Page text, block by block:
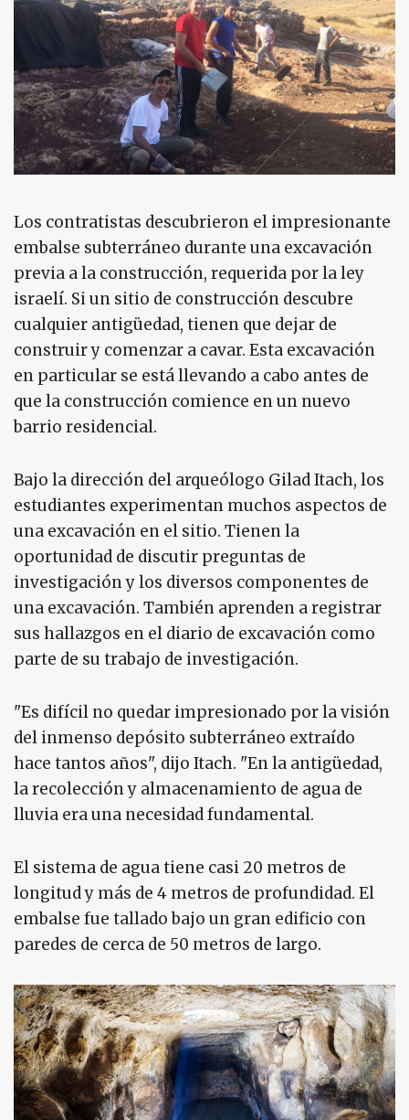
Los contratistas descubrieron el impresionante
embalse subterráneo durante una excavación
previa a la construcción, requerida por la ley
israelí. Si un sitio de construcción descubre
cualquier antigüedad, tienen que dejar de
construir y comenzar a cavar. Esta excavación
en particular se está llevando a cabo antes de
que la construcción comience en un nuevo
barrio residencial.
Bajo la dirección del arqueólogo Gilad Itach, los
estudiantes experimentan muchos aspectos de
una excavación en el sitio. Tienen la
oportunidad de discutir preguntas de
investigación y los diversos componentes de
una excavación. También aprenden a registrar
sus hallazgos en el diario de excavación como
parte de su trabajo de investigación.
"Es difícil no quedar impresionado por la visión
del inmenso depósito subterráneo extraído
hace tantos años", dijo Itach. "En la antigüedad,
la recolección y almacenamiento de agua de
lluvia era una necesidad fundamental.
El sistema de agua tiene casi 20 metros de
longitud y más de 4 metros de profundidad. El
embalse fue tallado bajo un gran edificio con
paredes de cerca de 50 metros de largo.